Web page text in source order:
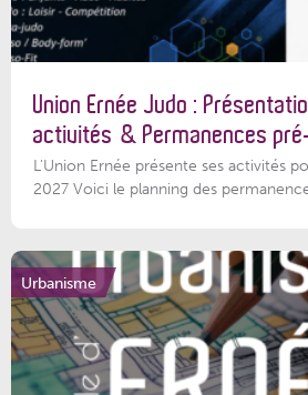
Union Ernée Judo :
activités & Permanences
L'Union Ernée présente ses activités
2027 Voici le planning des
Urbanisme